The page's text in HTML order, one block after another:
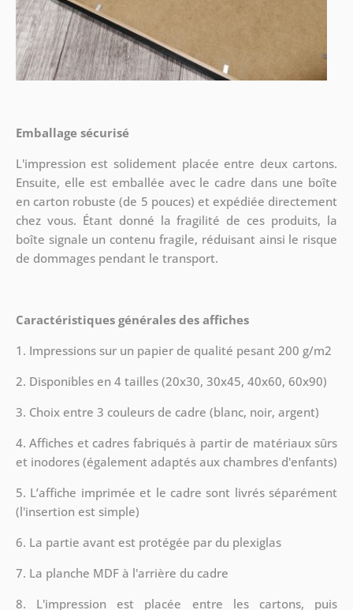
Emballage sécurisé
L'impression est solidement placée entre deux cartons.
Ensuite, elle est emballée avec le cadre dans une boîte
en carton robuste (de 5 pouces) et expédiée directement
chez vous. Étant donné la fragilité de ces produits, la
boîte signale un contenu fragile, réduisant ainsi le risque
de dommages pendant le transport.
Caractéristiques générales des affiches
1. Impressions sur un papier de qualité pesant 200 g/m2
2. Disponibles en 4 tailles (20x30, 30x45, 40x60, 60x90)
3. Choix entre 3 couleurs de cadre (blanc, noir, argent)
4. Affiches et cadres fabriqués à partir de matériaux sûrs
et inodores (également adaptés aux chambres d'enfants)
5. L’affiche imprimée et le cadre sont livrés séparément
(l'insertion est simple)
6. La partie avant est protégée par du plexiglas
7. La planche MDF à l'arrière du cadre
8. L'impression est placée entre les cartons, puis